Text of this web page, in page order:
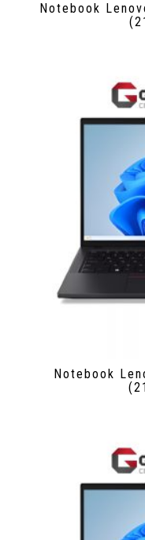
Notebook
Notebook